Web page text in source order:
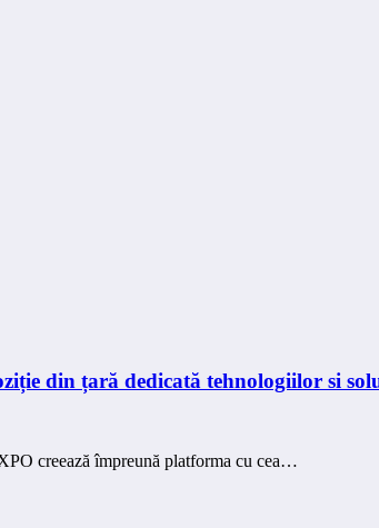
din țară dedicată tehnologiilor si
creează împreună platforma cu cea…